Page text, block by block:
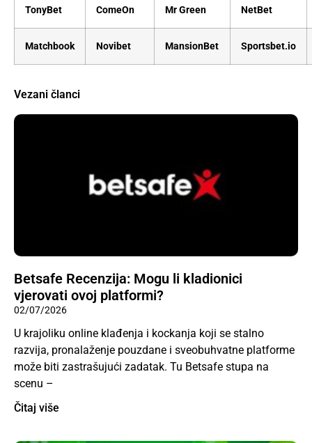
TonyBet ComeOn Mr Green NetBet
Matchbook Novibet MansionBet Sportsbet.io
Vezani članci
Betsafe Recenzija: Mogu li kladionici
vjerovati ovoj platformi?
02/07/2026
U krajoliku online klađenja i kockanja koji se stalno
razvija, pronalaženje pouzdane i sveobuhvatne platforme
može biti zastrašujući zadatak. Tu Betsafe stupa na
scenu –
Čitaj više